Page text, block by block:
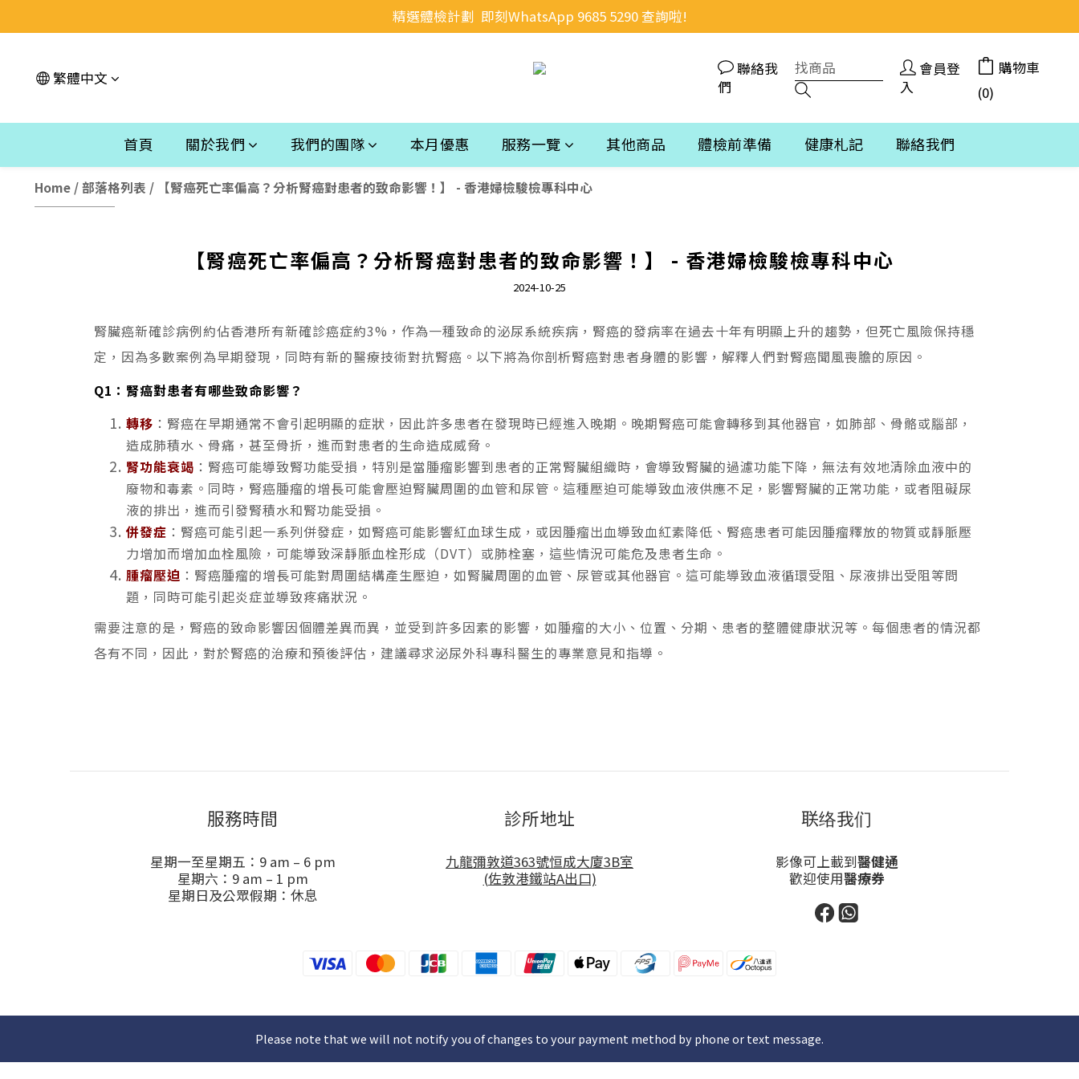
精選體檢計劃  即刻WhatsApp 9685 5290 查詢啦!
繁體中文
聯絡我
們
會員登
入
購物車
(0)
首頁 關於我們 我們的團隊 本月優惠 服務一覽 其他商品 體檢前準備 健康札記 聯絡我們
Home /部落格列表 / 【腎癌死亡率偏高？分析腎癌對患者的致命影響！】 - 香港婦檢駿檢專科中心
【腎癌死亡率偏高？分析腎癌對患者的致命影響！】 - 香港婦檢駿檢專科中心
2024-10-25
腎臟癌新確診病例約佔香港所有新確診癌症約3%，作為一種致命的泌尿系統疾病，腎癌的發病率在過去十年有明顯上升的趨勢，但死亡風險保持穩
定，因為多數案例為早期發現，同時有新的醫療技術對抗腎癌。以下將為你剖析腎癌對患者身體的影響，解釋人們對腎癌聞風喪膽的原因。
Q1：腎癌對患者有哪些致命影響？
轉移 ：腎癌在早期通常不會引起明顯的症狀，因此許多患者在發現時已經進入晚期。晚期腎癌可能會轉移到其他器官，如肺部、骨骼或腦部，
造成肺積水、骨痛，甚至骨折，進而對患者的生命造成威脅。
腎功能衰竭 ：腎癌可能導致腎功能受損，特別是當腫瘤影響到患者的正常腎臟組織時，會導致腎臟的過濾功能下降，無法有效地清除血液中的
廢物和毒素。同時，腎癌腫瘤的增長可能會壓迫腎臟周圍的血管和尿管。這種壓迫可能導致血液供應不足，影響腎臟的正常功能，或者阻礙尿
液的排出，進而引發腎積水和腎功能受損。
併發症 ：腎癌可能引起一系列併發症，如腎癌可能影響紅血球生成，或因腫瘤出血導致血紅素降低、腎癌患者可能因腫瘤釋放的物質或靜脈壓
力增加而增加血栓風險，可能導致深靜脈血栓形成（DVT）或肺栓塞，這些情況可能危及患者生命。
腫瘤壓迫 ：腎癌腫瘤的增長可能對周圍結構產生壓迫，如腎臟周圍的血管、尿管或其他器官。這可能導致血液循環受阻、尿液排出受阻等問
題，同時可能引起炎症並導致疼痛狀況。
需要注意的是，腎癌的致命影響因個體差異而異，並受到許多因素的影響，如腫瘤的大小、位置、分期、患者的整體健康狀況等。每個患者的情況都
各有不同，因此，對於腎癌的治療和預後評估，建議尋求泌尿外科專科醫生的專業意見和指導。
服務時間
星期一至星期五：9 am – 6 pm
星期六：9 am – 1 pm
星期日及公眾假期：休息
診所地址
九龍彌敦道363號恒成大廈3B室
(佐敦港鐵站A出口)
联络我们
影像可上載到醫健通
歡迎使用醫療券
Please note that we will not notify you of changes to your payment method by phone or text message.